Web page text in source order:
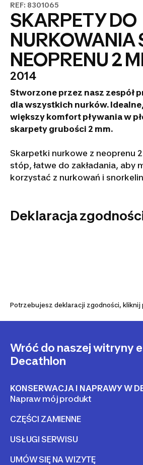
REF: 8301065
SKARPETY DO
NURKOWANIA
NEOPRENU 2
2014
Stworzone przez nasz zespół
dla wszystkich nurków.
większy komfort pływania w
skarpety grubości 2 mm.
Skarpetki nurkowe z neoprenu
stóp, łatwe do zakładania, aby
korzystać z nurkowań i
Deklaracja
Potrzebujesz deklaracji zgodności, kliknij
Wróć do naszej witryny
Decathlon
KONSERWACJA I NAPRAWY W
Napraw mój produkt
CZĘŚCI ZAMIENNE
USŁUGI SERWISU
UMÓW SIĘ NA WIZYTĘ